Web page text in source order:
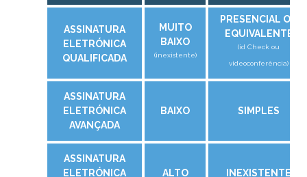
ASSINATURA
ELETRÓNICA
QUALIFICADA
MUITO
BAIXO
(inexistente)
PRESENCIAL OU
EQUIVALENTE
(id Check ou
videoconferência)
ASSINATURA
ELETRÓNICA
AVANÇADA
BAIXO SIMPLES
ASSINATURA
ELETRÓNICA
ALTO INEXISTENTE